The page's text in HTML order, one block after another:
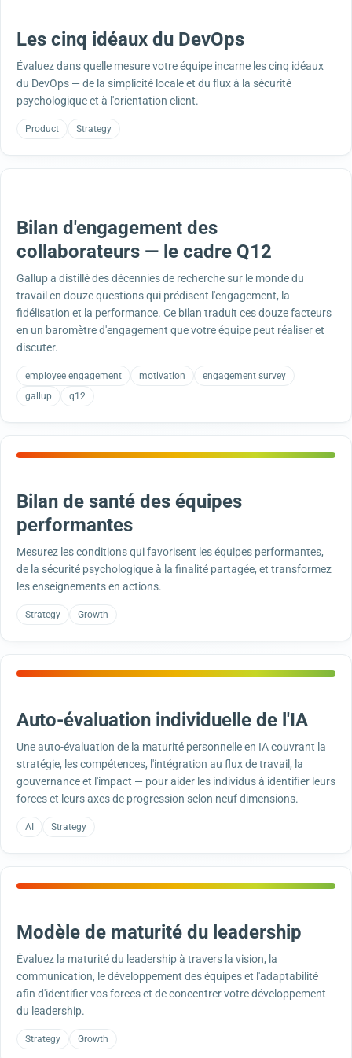
Les cinq idéaux du DevOps
Évaluez dans quelle mesure votre équipe incarne les cinq idéaux
du DevOps — de la simplicité locale et du flux à la sécurité
psychologique et à l'orientation client.
Product Strategy
Bilan d'engagement des
collaborateurs — le cadre Q12
Gallup a distillé des décennies de recherche sur le monde du
travail en douze questions qui prédisent l'engagement, la
fidélisation et la performance. Ce bilan traduit ces douze facteurs
en un baromètre d'engagement que votre équipe peut réaliser et
discuter.
employee engagement motivation
engagement survey
gallup
q12
Bilan de santé des équipes
performantes
Mesurez les conditions qui favorisent les équipes performantes,
de la sécurité psychologique à la finalité partagée, et transformez
les enseignements en actions.
Strategy Growth
Auto-évaluation individuelle de l'IA
Une auto-évaluation de la maturité personnelle en IA couvrant la
stratégie, les compétences, l'intégration au flux de travail, la
gouvernance et l'impact — pour aider les individus à identifier leurs
forces et leurs axes de progression selon neuf dimensions.
AI Strategy
Modèle de maturité du leadership
Évaluez la maturité du leadership à travers la vision, la
communication, le développement des équipes et l'adaptabilité
afin d'identifier vos forces et de concentrer votre développement
du leadership.
Strategy Growth